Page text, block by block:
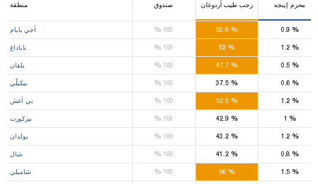
منطقة صندوق رجب طيب أردوغان محرم إينجه
أجي بايام %100 %
53.8 %
باباداغ %100 % %
بلقان %100 %
47.7 %
بيكيلّي %100 %
37.5 %
بي أغش %100 %
52.5 %
ببزكورت %100 %
42.9 %
بولدان %100 %
43.2 %
شال %100 %
41.2 %
شاميلي %100 % %